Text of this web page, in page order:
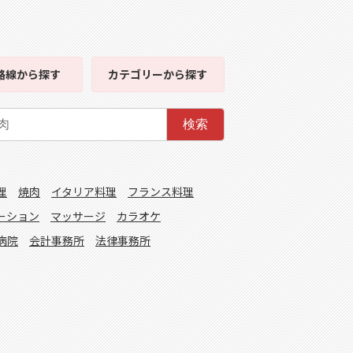
線から探す カテゴリーから探す
検索
焼肉 イタリア料理
フランス料理
ション マッサージ
カラオケ
院 会計事務所 法律事務所